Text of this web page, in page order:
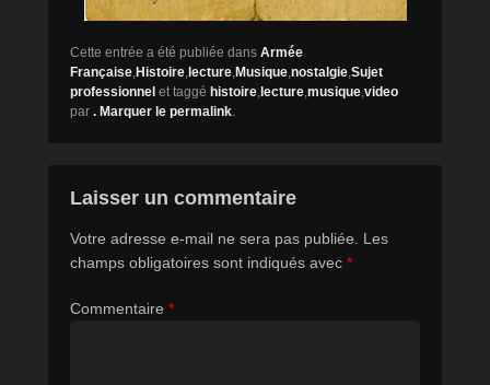
Cette entrée a été publiée dans Armée
Française Histoire lecture Musique nostalgie Sujet
professionnel et taggé histoire lecture musique video
par . Marquer le permalink
Laisser un commentaire
Votre adresse e-mail ne sera pas publiée.
Les
champs obligatoires sont indiqués avec *
Commentaire *